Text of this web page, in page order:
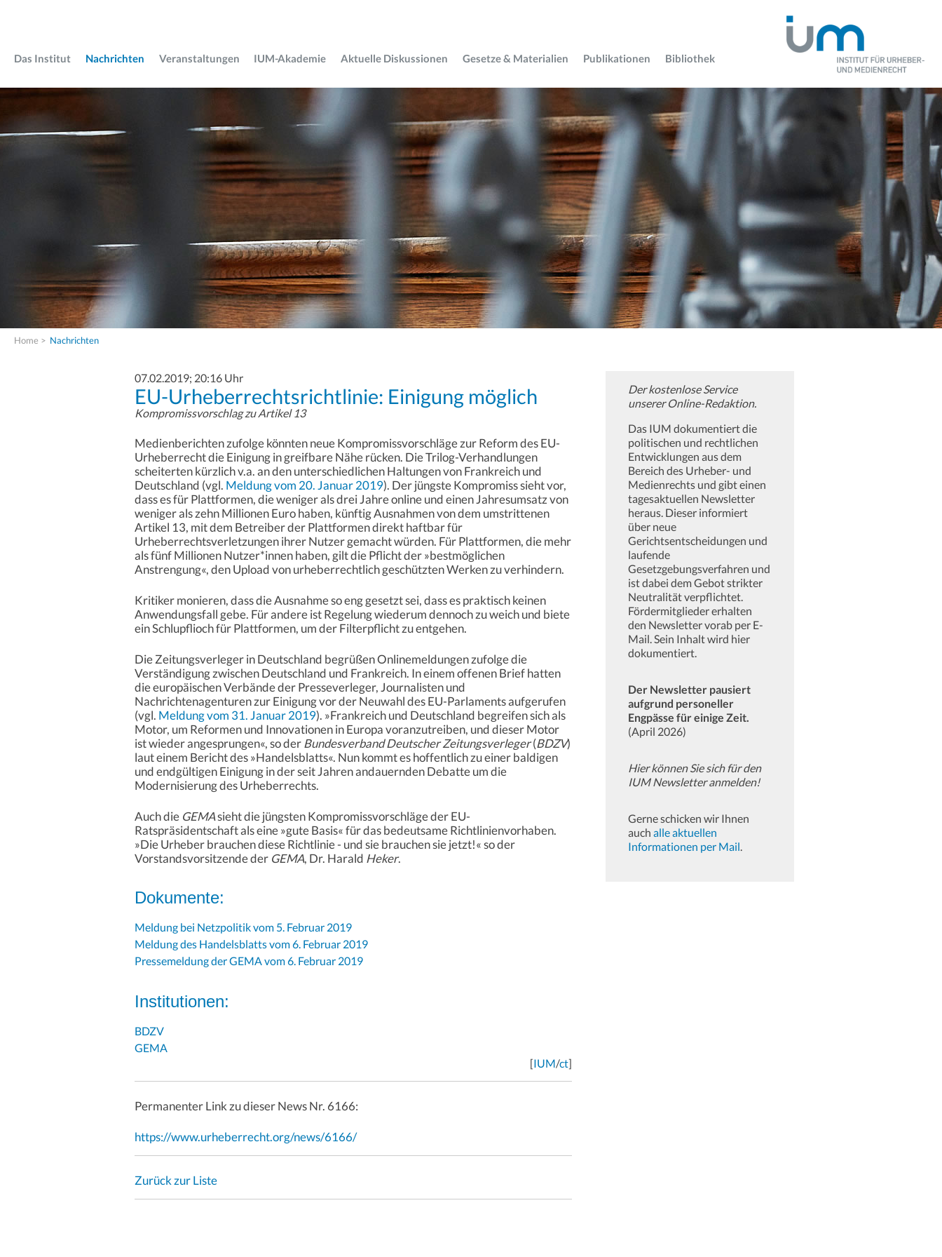
Das Institut Nachrichten Veranstaltungen IUM-Akademie Aktuelle Diskussionen Gesetze & Materialien Publikationen Bibliothek
Home > Nachrichten
07.02.2019; 20:16 Uhr
EU-Urheberrechtsrichtlinie: Einigung möglich
Kompromissvorschlag zu Artikel 13
Medienberichten zufolge könnten neue Kompromissvorschläge zur Reform des EU-
Urheberrecht die Einigung in greifbare Nähe rücken. Die Trilog-Verhandlungen
scheiterten kürzlich v.a. an den unterschiedlichen Haltungen von Frankreich und
Deutschland (vgl. Meldung vom 20. Januar 2019). Der jüngste Kompromiss sieht vor,
dass es für Plattformen, die weniger als drei Jahre online und einen Jahresumsatz von
weniger als zehn Millionen Euro haben, künftig Ausnahmen von dem umstrittenen
Artikel 13, mit dem Betreiber der Plattformen direkt haftbar für
Urheberrechtsverletzungen ihrer Nutzer gemacht würden. Für Plattformen, die mehr
als fünf Millionen Nutzer*innen haben, gilt die Pflicht der »bestmöglichen
Anstrengung«, den Upload von urheberrechtlich geschützten Werken zu verhindern.
Kritiker monieren, dass die Ausnahme so eng gesetzt sei, dass es praktisch keinen
Anwendungsfall gebe. Für andere ist Regelung wiederum dennoch zu weich und biete
ein Schlupflioch für Plattformen, um der Filterpflicht zu entgehen.
Die Zeitungsverleger in Deutschland begrüßen Onlinemeldungen zufolge die
Verständigung zwischen Deutschland und Frankreich. In einem offenen Brief hatten
die europäischen Verbände der Presseverleger, Journalisten und
Nachrichtenagenturen zur Einigung vor der Neuwahl des EU-Parlaments aufgerufen
(vgl. Meldung vom 31. Januar 2019). »Frankreich und Deutschland begreifen sich als
Motor, um Reformen und Innovationen in Europa voranzutreiben, und dieser Motor
ist wieder angesprungen«, so derBundesverband Deutscher Zeitungsverleger(BDZV)
laut einem Bericht des »Handelsblatts«. Nun kommt es hoffentlich zu einer baldigen
und endgültigen Einigung in der seit Jahren andauernden Debatte um die
Modernisierung des Urheberrechts.
Auch die GEMAsieht die jüngsten Kompromissvorschläge der EU-
Ratspräsidentschaft als eine »gute Basis« für das bedeutsame Richtlinienvorhaben.
»Die Urheber brauchen diese Richtlinie - und sie brauchen sie jetzt!« so der
Vorstandsvorsitzende der GEMA, Dr. Harald Heker.
Dokumente:
Meldung bei Netzpolitik vom 5. Februar 2019
Meldung des Handelsblatts vom 6. Februar 2019
Pressemeldung der GEMA vom 6. Februar 2019
Institutionen:
BDZV
GEMA
[IUM/ct]
Permanenter Link zu dieser News Nr. 6166:
https://www.urheberrecht.org/news/6166/
Zurück zur Liste
Der kostenlose Service
unserer Online-Redaktion.
Das IUM dokumentiert die
politischen und rechtlichen
Entwicklungen aus dem
Bereich des Urheber- und
Medienrechts und gibt einen
tagesaktuellen Newsletter
heraus. Dieser informiert
über neue
Gerichtsentscheidungen und
laufende
Gesetzgebungsverfahren und
ist dabei dem Gebot strikter
Neutralität verpflichtet.
Fördermitglieder erhalten
den Newsletter vorab per E-
Mail. Sein Inhalt wird hier
dokumentiert.
Der Newsletter pausiert
aufgrund personeller
Engpässe für einige Zeit.
(April 2026)
Hier können Sie sich für den
IUM Newsletter anmelden!
Gerne schicken wir Ihnen
auch alle aktuellen
Informationen per Mail.